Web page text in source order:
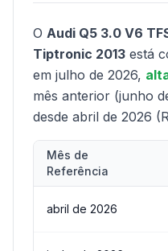
O Audi Q5 3.0 V6
Tiptronic 2013 está
em julho de 2026,
mês anterior (junho
desde abril de 2026
Mês de
Referência
abril de 2026